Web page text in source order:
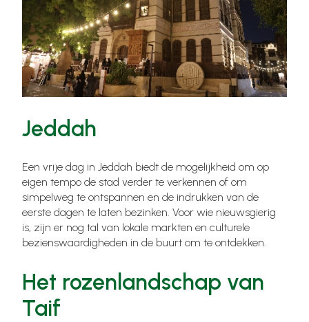
Jeddah
Een vrije dag in Jeddah biedt de mogelijkheid om op
eigen tempo de stad verder te verkennen of om
simpelweg te ontspannen en de indrukken van de
eerste dagen te laten bezinken. Voor wie nieuwsgierig
is, zijn er nog tal van lokale markten en culturele
bezienswaardigheden in de buurt om te ontdekken.
Het rozenlandschap van
Taif